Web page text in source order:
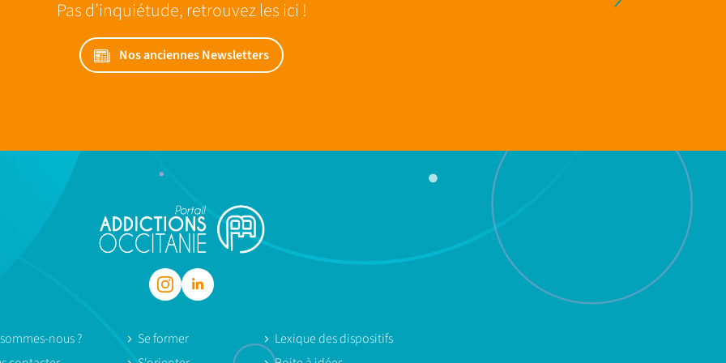
Pas d’inquiétude, retrouvez les ici !
Nos anciennes Newsletters
nous ?
Se former
Lexique des dispositifs